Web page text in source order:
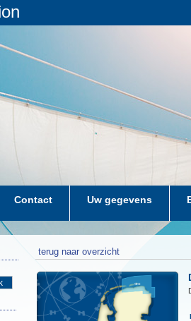
Contact Uw gegevens
terug naar overzicht